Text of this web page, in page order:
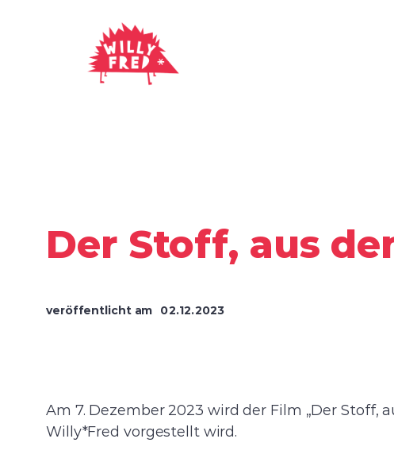
Der Stoff, aus
veröffentlicht am 02.12.2023
Am 7. Dezember 2023 wird der Film „Der Stoff,
Willy*Fred vorgestellt wird.